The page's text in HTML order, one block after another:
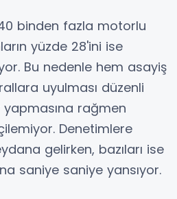
binden fazla motorlu
yüzde 28'ini ise
Bu nedenle hem asayiş
uyulması düzenli
rağmen
Denetimlere
gelirken, bazıları ise
saniye saniye yansıyor.